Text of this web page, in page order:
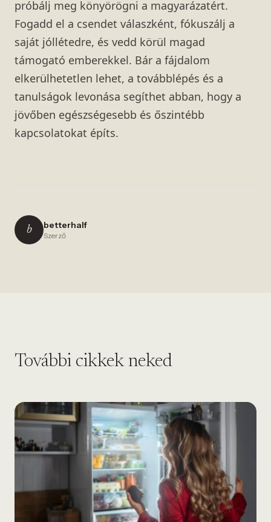
próbálj meg könyörögni a magyarázatért.
Fogadd el a csendet válaszként, fókuszálj a
saját jóllétedre, és vedd körül magad
támogató emberekkel. Bár a fájdalom
elkerülhetetlen lehet, a továbblépés és a
tanulságok levonása segíthet abban, hogy a
jövőben egészségesebb és őszintébb
kapcsolatokat építs.
b betterhalf
Szerző
További cikkek neked